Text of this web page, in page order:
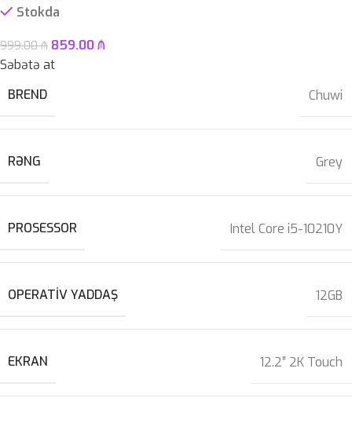
Stokda
999.00₼ 859.00 ₼
Səbətə at
BREND
Chuwi
RƏNG Grey
PROSESSOR Intel Core i5-10210Y
OPERATIV YADDAŞ 12GB
EKRAN 12.2″ 2K Touch